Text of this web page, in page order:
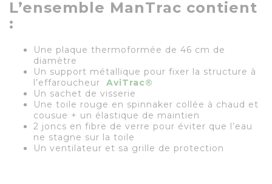
L’ensemble ManTrac contient
:
Une plaque thermoformée de 46 cm de
diamètre
Un support métallique pour fixer la structure à
l’effaroucheur AviTrac®
Un sachet de visserie
Une toile rouge en spinnaker collée à chaud et
cousue + un élastique de maintien
2 joncs en fibre de verre pour éviter que l’eau
ne stagne sur la toile
Un ventilateur et sa grille de protection